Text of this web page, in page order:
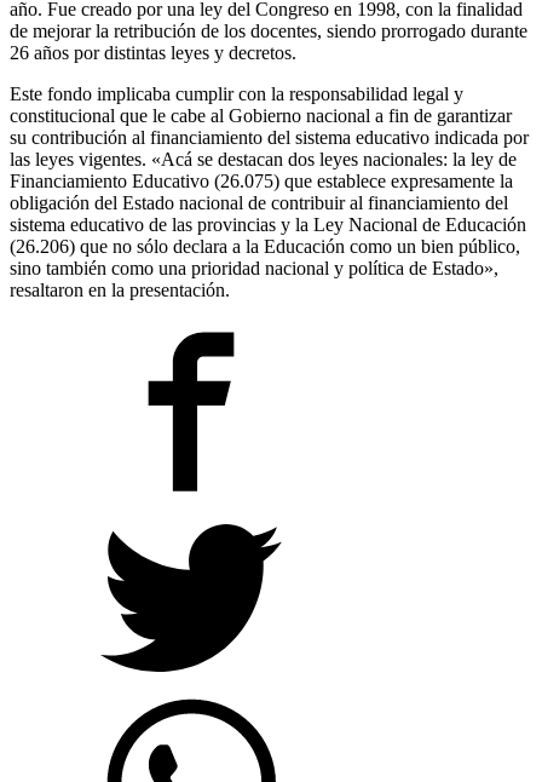
año. Fue creado por una ley del Congreso en 1998, con la finalidad
de mejorar la retribución de los docentes, siendo prorrogado durante
26 años por distintas leyes y decretos.
Este fondo implicaba cumplir con la responsabilidad legal y
constitucional que le cabe al Gobierno nacional a fin de garantizar
su contribución al financiamiento del sistema educativo indicada por
las leyes vigentes. «Acá se destacan dos leyes nacionales: la ley de
Financiamiento Educativo (26.075) que establece expresamente la
obligación del Estado nacional de contribuir al financiamiento del
sistema educativo de las provincias y la Ley Nacional de Educación
(26.206) que no sólo declara a la Educación como un bien público,
sino también como una prioridad nacional y política de Estado»,
resaltaron en la presentación.